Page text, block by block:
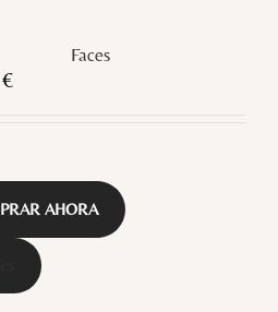
Faces
€
AHORA